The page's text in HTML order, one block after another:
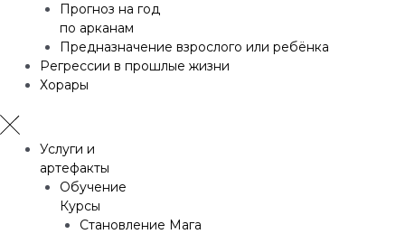
Прогноз на год
по арканам
Предназначение взрослого или ребёнка
Регрессии в прошлые жизни
Хорары
Услуги и
артефакты
Обучение
Курсы
Становление Мага